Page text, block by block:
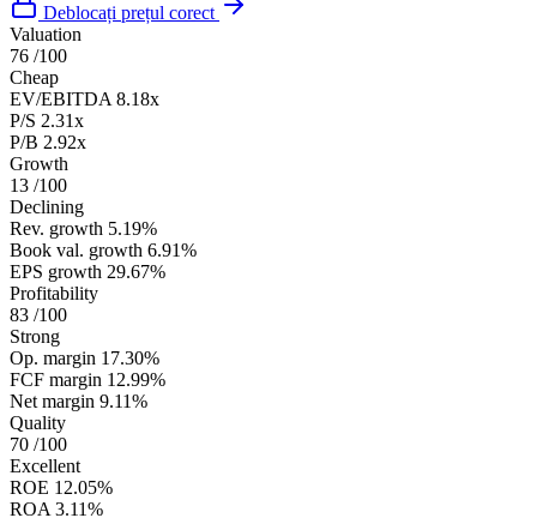
Deblocați prețul corect
Valuation
76 /100
Cheap
EV/EBITDA 8.18x
P/S 2.31x
P/B 2.92x
Growth
13 /100
Declining
Rev. growth 5.19%
Book val. growth 6.91%
EPS growth 29.67%
Profitability
83 /100
Strong
Op. margin 17.30%
FCF margin 12.99%
Net margin 9.11%
Quality
70 /100
Excellent
ROE 12.05%
ROA 3.11%